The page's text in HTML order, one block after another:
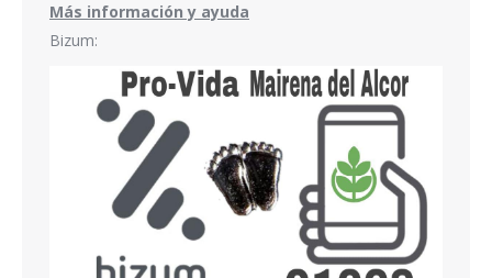
Más información y ayuda
Bizum: